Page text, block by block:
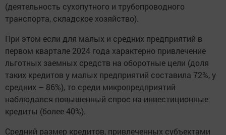
(деятельность сухопутного и трубопроводного
транспорта, складское хозяйство).
При этом если для малых и средних предприятий в
первом квартале 2024 года характерно привлечение
льготных заемных средств на оборотные цели (доля
таких кредитов у малых предприятий составила 72%, у
средних – 86%), то среди микропредприятий
наблюдался повышенный спрос на инвестиционные
кредиты (более 40%).
Средний размер кредитов, привлеченных субъектами